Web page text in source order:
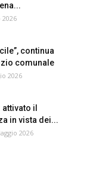
2026
continua
comunale
2026
il
in vista dei...
2026